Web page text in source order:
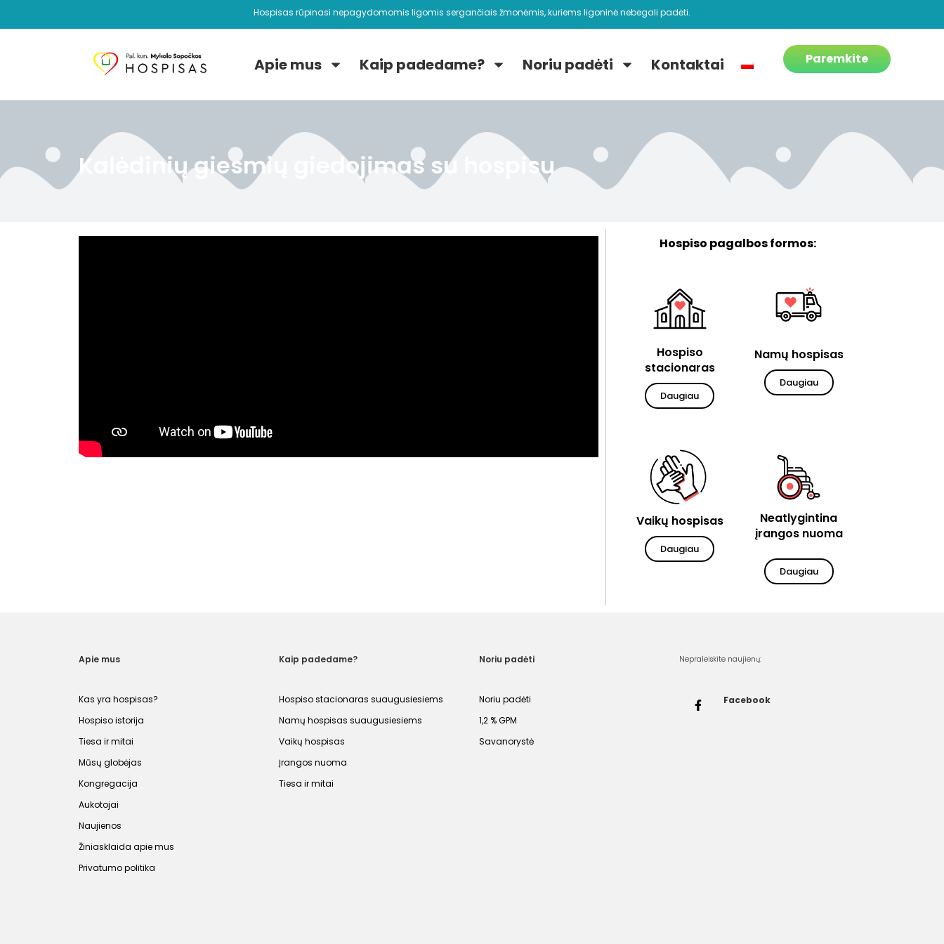
Hospisas rūpinasi nepagydomomis ligomis sergančiais žmonėmis, kuriems ligoninė nebegali padėti.
Apie mus Kaip padedame? Noriu padėti Kontaktai Paremkite
Kalėdinių giesmių giedojimas su hospisu
Hospiso pagalbos formos:
Hospiso
stacionaras
Daugiau
Namų hospisas
Daugiau
Vaikų hospisas
Daugiau
Neatlygintina
įrangos nuoma
Daugiau
Apie mus
Kas yra hospisas?
Hospiso istorija
Tiesa ir mitai
Mūsų globėjas
Kongregacija
Aukotojai
Naujienos
Žiniasklaida apie mus
Privatumo politika
Kaip padedame?
Hospiso stacionaras suaugusiesiems
Namų hospisas suaugusiesiems
Vaikų hospisas
Įrangos nuoma
Tiesa ir mitai
Noriu padėti
Noriu padėti
1,2 % GPM
Savanorystė
Nepraleiskite naujienų:
Facebook